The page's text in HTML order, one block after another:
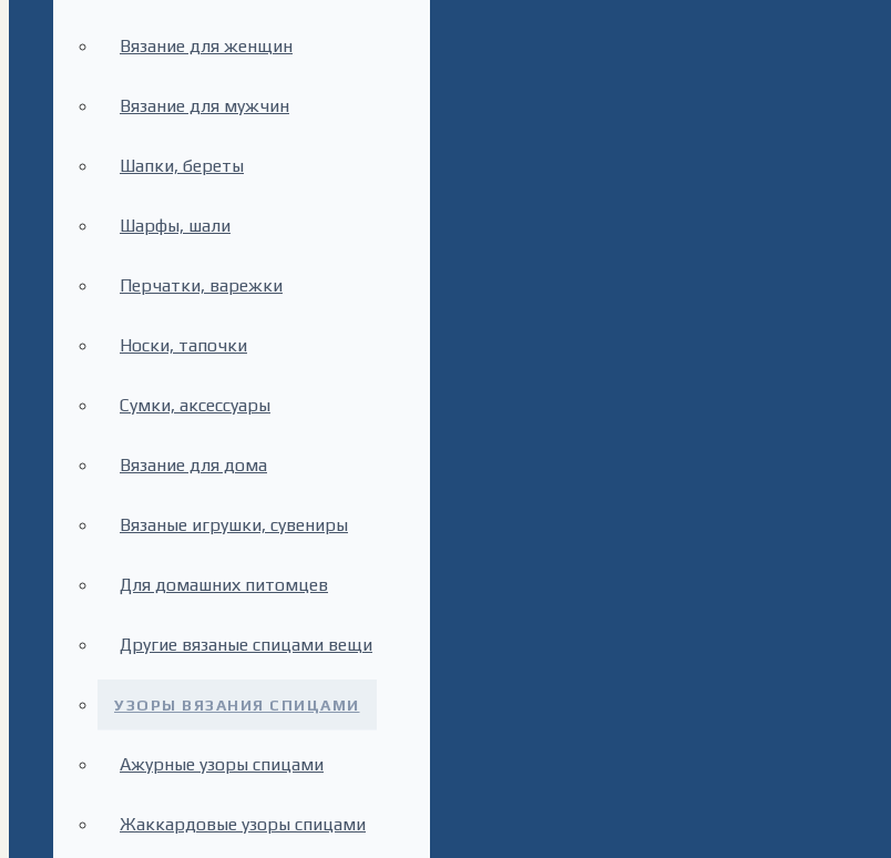
Вязание для женщин
Вязание для мужчин
Шапки, береты
Шарфы, шали
Перчатки, варежки
Носки, тапочки
Сумки, аксессуары
Вязание для дома
Вязаные игрушки, сувениры
Для домашних питомцев
Другие вязаные спицами вещи
УЗОРЫ ВЯЗАНИЯ СПИЦАМИ
Ажурные узоры спицами
Жаккардовые узоры спицами